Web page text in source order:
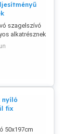
szagelszívó
alkatrésznek
eladó.
megy a
90cm
nyíló
fix
50x197cm